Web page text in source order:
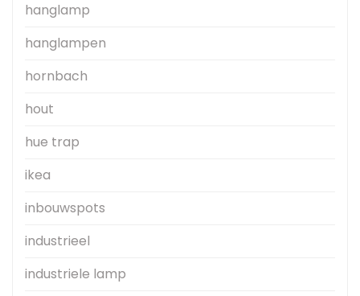
hanglamp
hanglampen
hornbach
hout
hue trap
ikea
inbouwspots
industrieel
industriele lamp